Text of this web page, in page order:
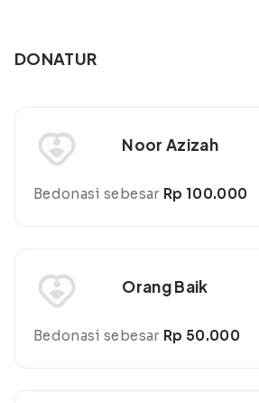
DONATUR
Noor Azizah
Bedonasi sebesar Rp 100.000
Orang Baik
Bedonasi sebesar Rp 50.000